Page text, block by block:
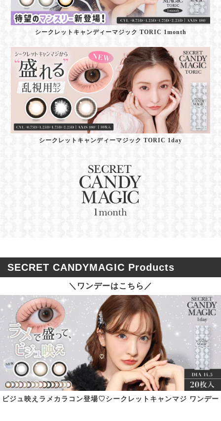
シークレットキャンディーマジック TORIC 1month
シークレットキャンディーマジック TORIC 1day
SECRET CANDYMAGIC Products
＼ワンデーはこちら／
ビジュ映えラメカラコン登場♡シークレットキャンマジ ワンデー